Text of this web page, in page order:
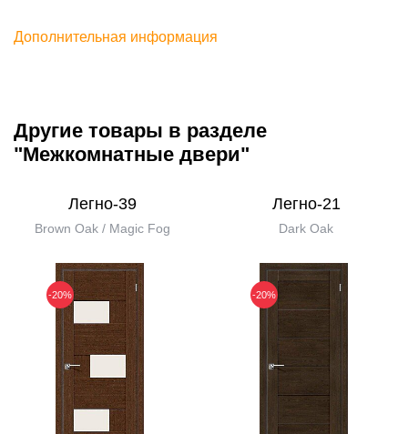
Дополнительная информация
Другие товары в разделе
"Межкомнатные двери"
Легно-39
Brown Oak / Magic Fog
-20%
Легно-21
Dark Oak
-20%